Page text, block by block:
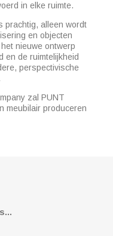
in elke ruimte.
prachtig, alleen wordt
en objecten
nieuwe ontwerp
en de ruimtelijkheid
perspectivische
zal PUNT
meubilair produceren